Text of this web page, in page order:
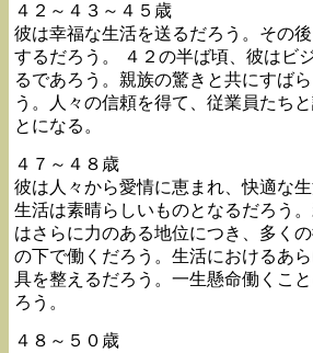
４２～４３～４５歳
彼は幸福な生活を送るだろう。その
するだろう。 ４２の半ば頃、彼はビ
るであろう。親族の驚きと共にすば
う。人々の信頼を得て、従業員たち
とになる。
４７～４８歳
彼は人々から愛情に恵まれ、快適な
生活は素晴らしいものとなるだろう
はさらに力のある地位につき、多く
の下で働くだろう。生活におけるあ
具を整えるだろう。一生懸命働くこ
ろう。
４８～５０歳